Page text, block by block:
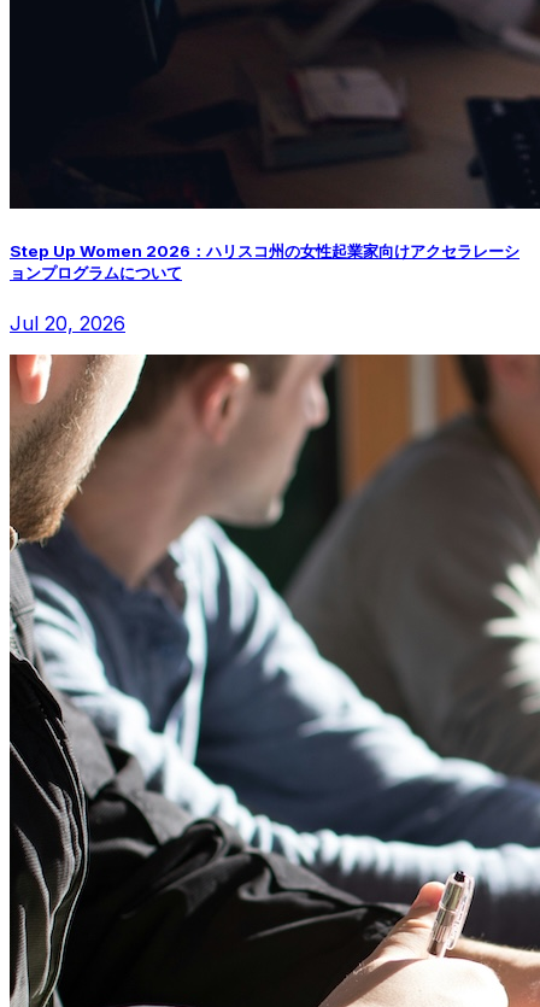
Step Up Women 2026：ハリスコ州の女性起業家向けアクセラレーシ
ョンプログラムについて
Jul 20, 2026